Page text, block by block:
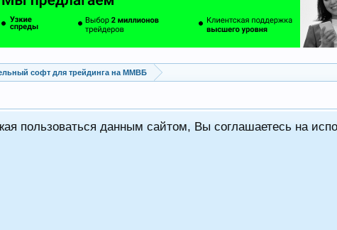
софт для трейдинга на ММВБ
пользоваться данным сайтом, Вы соглашаетесь на